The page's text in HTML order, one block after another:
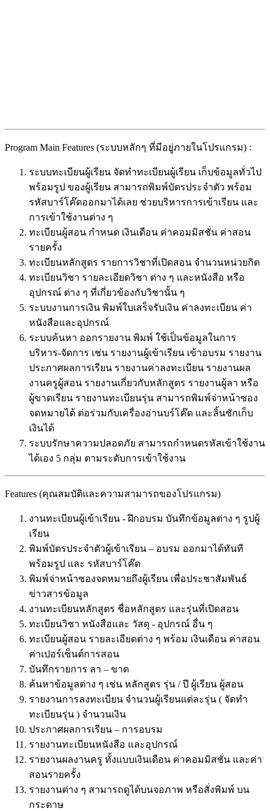
Program Main Features (ระบบหลักๆ ที่มีอยู่ภายในโปรแกรม) :
ระบบทะเบียนผู้เรียน จัดทำทะเบียนผู้เรียน เก็บข้อมูลทั่วไป
พร้อมรูป ของผู้เรียน สามารถพิมพ์บัตรประจำตัว พร้อม
รหัสบาร์โค๊ดออกมาได้เลย ช่วยบริหารการเข้าเรียน และ
การเข้าใช้งานต่าง ๆ
ทะเบียนผู้สอน กำหนด เงินเดือน ค่าคอมมิสชั่น ค่าสอน
รายครั้ง
ทะเบียนหลักสูตร รายการวิชาที่เปิดสอน จำนวนหน่วยกิต
ทะเบียนวิชา รายละเอียดวิชา ต่าง ๆ และหนังสือ หรือ
อุปกรณ์ ต่าง ๆ ที่เกี่ยวข้องกับวิชานั้น ๆ
ระบบงานการเงิน พิมพ์ใบเสร็จรับเงิน ค่าลงทะเบียน ค่า
หนังสือและอุปกรณ์
ระบบค้นหา ออกรายงาน พิมพ์ ใช้เป็นข้อมูลในการ
บริหาร-จัดการ เช่น รายงานผู้เข้าเรียน เข้าอบรม รายงาน
ประกาศผลการเรียน รายงานค่าลงทะเบียน รายงานผล
งานครูผู้สอน รายงานเกี่ยวกับหลักสูตร รายงานผู้ลา หรือ
ผู้ขาดเรียน รายงานทะเบียนรุ่น สามารถพิมพ์จ่าหน้าซอง
จดหมายได้ ต่อร่วมกับเครื่องอ่านบร์โค๊ด และลิ้นชักเก็บ
เงินได้
ระบบรักษาความปลอดภัย สามารถกำหนดรหัสเข้าใช้งาน
ได้เอง 5 กลุ่ม ตามระดับการเข้าใช้งาน
Features (คุณสมบัติและความสามารถของโปรแกรม)
งานทะเบียนผู้เข้าเรียน - ฝึกอบรม บันทึกข้อมูลต่าง ๆ รูปผู้
เรียน
พิมพ์บัตรประจำตัวผู้เข้าเรียน – อบรม ออกมาได้ทันที
พร้อมรูป และ รหัสบาร์โค๊ด
พิมพ์จ่าหน้าซองจดหมายถึงผู้เรียน เพื่อประชาสัมพันธ์
ข่าวสารข้อมูล
งานทะเบียนหลักสูตร ชื่อหลักสูตร และรุ่นที่เปิดสอน
ทะเบียนวิชา หนังสือและ วัสดุ - อุปกรณ์ อื่น ๆ
ทะเบียนผู้สอน รายละเอียดต่าง ๆ พร้อม เงินเดือน ค่าสอน
ค่าเปอร์เซ็นต์การสอน
บันทึกรายการ ลา – ขาด
ค้นหาข้อมูลต่าง ๆ เช่น หลักสูตร รุ่น / ปี ผู้เรียน ผู้สอน
รายงานการลงทะเบียน จำนวนผู้เรียนแต่ละรุ่น ( จัดทำ
ทะเบียนรุ่น ) จำนวนเงิน
ประกาศผลการเรียน – การอบรม
รายงานทะเบียนหนังสือ และอุปกรณ์
รายงานผลงานครู ทั้งแบบเงินเดือน ค่าคอมมิสชั่น และค่า
สอนรายครั้ง
รายงานต่าง ๆ สามารถดูได้บนจอภาพ หรือสั่งพิมพ์ บน
กระดาษ